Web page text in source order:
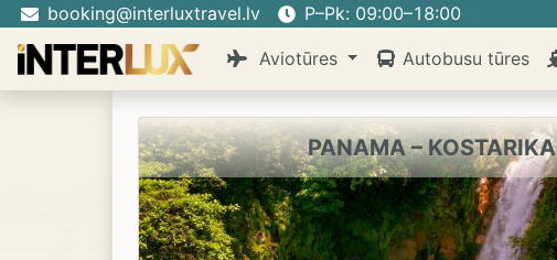
booking@interluxtravel.lv P–Pk: 09:00–18:00
Aviotūres Autobusu tūres
PANAMA – KOSTARIKA